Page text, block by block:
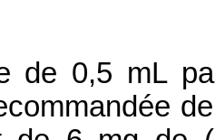
de 0,5 mL